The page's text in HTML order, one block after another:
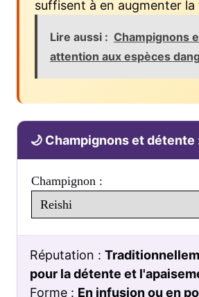
suffisent à en augmenter la
Lire aussi : Champignons
attention aux espèces
🌙 Champignons et détente
Champignon :
Réputation :
pour la détente et
Forme : En infusion ou en